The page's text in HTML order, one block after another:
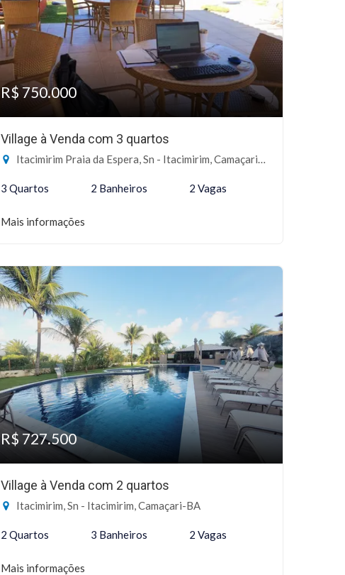
R$ 750.000
Village à Venda com 3 quartos
Itacimirim Praia da Espera, Sn - Itacimirim, Camaçari-BA
3 Quartos 2 Banheiros 2 Vagas
Mais informações
R$ 727.500
Village à Venda com 2 quartos
Itacimirim, Sn - Itacimirim, Camaçari-BA
2 Quartos 3 Banheiros 2 Vagas
Mais informações